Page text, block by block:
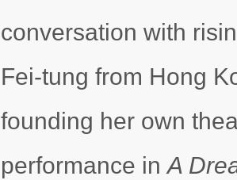
conversation with
Fei-tung from Hong
founding her own
performance in A